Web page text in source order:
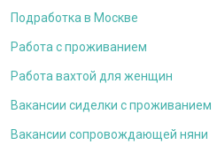
Подработка в Москве
Работа с проживанием
Работа вахтой для женщин
Вакансии сиделки с проживанием
Вакансии сопровождающей няни